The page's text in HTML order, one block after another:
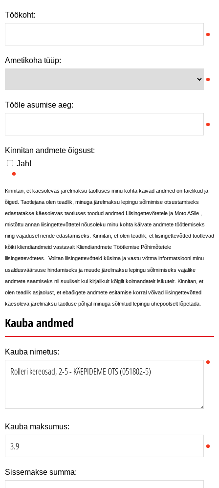
Töökoht:
Ametikoha tüüp:
Tööle asumise aeg:
Kinnitan andmete õigsust:
Jah!
Kinnitan, et käesolevas järelmaksu taotluses minu kohta käivad andmed on täielikud ja
õiged. Taotlejana olen teadlik, minuga järelmaksu lepingu sõlmimise otsustamiseks
edastatakse käesolevas taotluses toodud andmed Liisingettevõtetele ja Moto ASile ,
mistõttu annan liisingettevõttetel nõusoleku minu kohta käivate andmete töötlemiseks
ning vajadusel nende edastamiseks. Kinnitan, et olen teadlik, et liisingettevõtted töötlevad
kõiki kliendiandmeid vastavalt Kliendiandmete Töötlemise Põhimõtetele
liisingettevõtetes
Volitan liisingettevõtteid küsima ja vastu võtma informatsiooni minu
usaldusväärsuse hindamiseks ja muude järelmaksu lepingu sõlmimiseks vajalike
andmete saamiseks nii suuliselt kui kirjalikult kõigilt kolmandatelt isikutelt. Kinnitan, et
olen teadlik asjaolust, et ebaõigete andmete esitamise korral võivad liisingettevõtted
käesoleva järelmaksu taotluse põhjal minuga sõlmitud lepingu ühepoolselt lõpetada.
Kauba andmed
Kauba nimetus:
Kauba maksumus:
Sissemakse summa: